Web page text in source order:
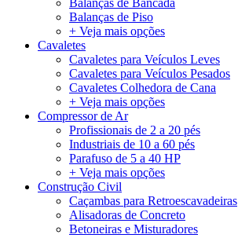
Balanças de Bancada
Balanças de Piso
+ Veja mais opções
Cavaletes
Cavaletes para Veículos Leves
Cavaletes para Veículos Pesados
Cavaletes Colhedora de Cana
+ Veja mais opções
Compressor de Ar
Profissionais de 2 a 20 pés
Industriais de 10 a 60 pés
Parafuso de 5 a 40 HP
+ Veja mais opções
Construção Civil
Caçambas para Retroescavadeiras
Alisadoras de Concreto
Betoneiras e Misturadores